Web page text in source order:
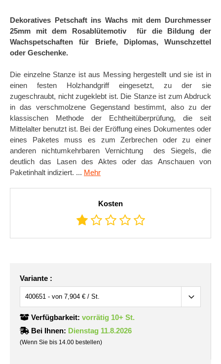
Dekoratives Petschaft ins Wachs mit dem Durchmesser
25mm mit dem Rosablütemotiv für die Bildung der
Wachspetschaften für Briefe, Diplomas, Wunschzettel
oder Geschenke.
Die einzelne Stanze ist aus Messing hergestellt und sie ist in
einen festen Holzhandgriff eingesetzt, zu der sie
zugeschraubt, nicht zugeklebt ist. Die Stanze ist zum Abdruck
in das verschmolzene Gegenstand bestimmt, also zu der
klassischen Methode der Echtheitüberprüfung, die seit
Mittelalter benutzt ist. Bei der Eröffung eines Dokumentes oder
eines Paketes muss es zum Zerbrechen oder zu einer
anderen nichtumkehrbaren Vernichtung des Siegels, die
deutlich das Lasen des Aktes oder das Anschauen von
Paketinhalt indiziert. ... Mehr
Kosten
Variante :
Verfügbarkeit: vorrätig 10+ St.
Bei Ihnen: Dienstag 11.8.2026
(Wenn Sie bis 14.00 bestellen)